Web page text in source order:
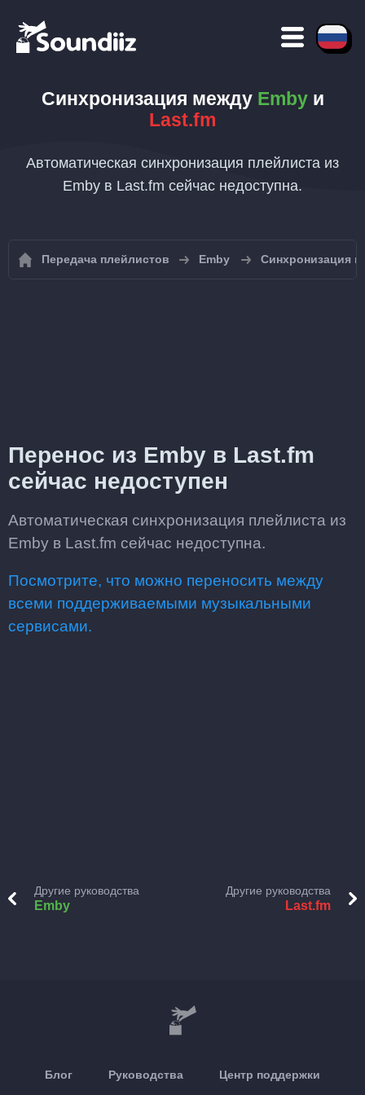
Синхронизация между Embyи
Last.fm
Автоматическая синхронизация плейлиста из
Emby в Last.fm сейчас недоступна.
Передача плейлистов Emby Синхронизация
Перенос из Emby в Last.fm
сейчас недоступен
Автоматическая синхронизация плейлиста из
Emby в Last.fm сейчас недоступна.
Посмотрите, что можно переносить между
всеми поддерживаемыми музыкальными
сервисами.
Другие руководства
Emby
Другие руководства
Last.fm
Блог Руководства Центр поддержки